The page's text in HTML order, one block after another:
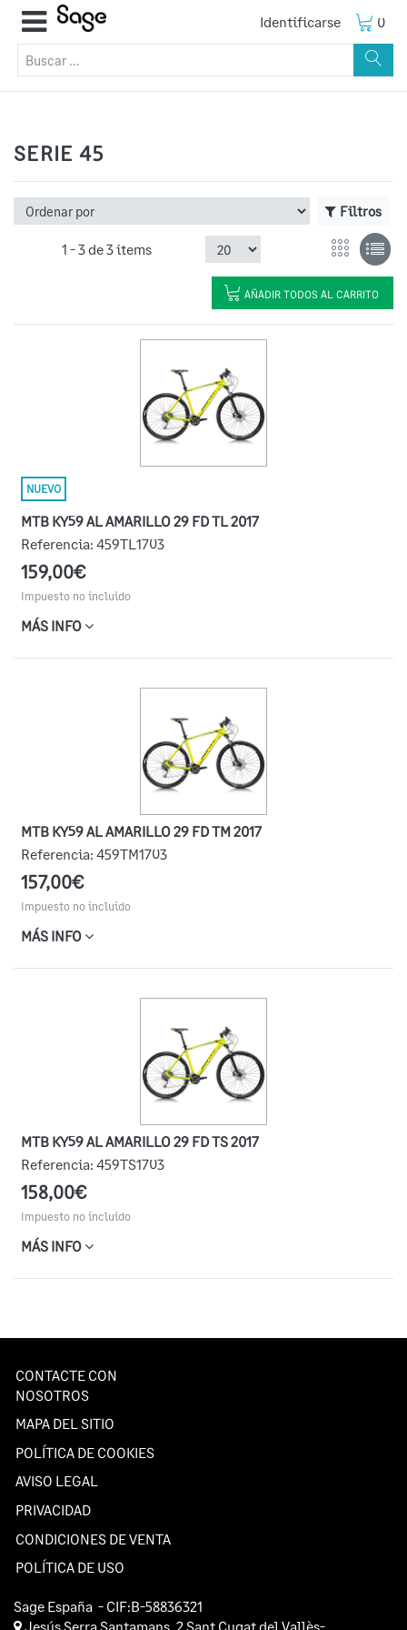
Identificarse 0
SERIE 45
Filtros
1 -3de3 items
AÑADIR TODOS AL CARRITO
NUEVO
MTB KY59 AL AMARILLO 29 FD TL 2017
Referencia: 459TL1703
159,00€
Impuesto no incluido
MÁS INFO
MTB KY59 AL AMARILLO 29 FD TM 2017
Referencia: 459TM1703
157,00€
Impuesto no incluido
MÁS INFO
MTB KY59 AL AMARILLO 29 FD TS 2017
Referencia: 459TS1703
158,00€
Impuesto no incluido
MÁS INFO
CONTACTE CON
NOSOTROS
MAPA DEL SITIO
POLÍTICA DE COOKIES
AVISO LEGAL
PRIVACIDAD
CONDICIONES DE VENTA
POLÍTICA DE USO
Sage España - CIF:B-58836321
Jesús Serra Santamans, 2Sant Cugat del Vallès-